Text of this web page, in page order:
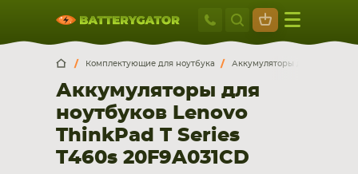
Москва
+7 495 414
Москва Санкт-Петербург
г. Москва, ул. Ткацкая, 5с3 (м. Семеновская)
5 мин. ходьбы от ст.м. “Семеновская”
+7 495 414 28 59
Обратный звонок
смартфона, планшета
Комплектующие для ноутбука Аккумуляторы для ноутбуков
Аккумуляторы для
ноутбуков Lenovo
ThinkPad T Series
T460s 20F9A031CD